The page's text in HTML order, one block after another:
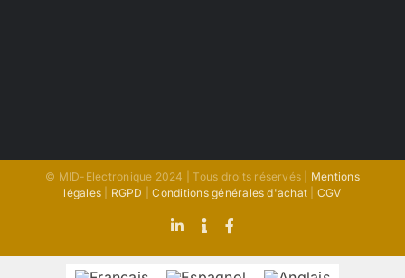
© MID-Electronique 2024 | Tous droits réservés | Mentions
légales
RGPD |Conditions générales d'achat CGV
LinkedIn
Indeed